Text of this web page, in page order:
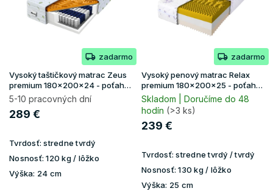
u
k
t
o
zadarmo
Vysoký taštičkový matrac Zeus
premium 180x200x24 - poťah
Aloe Vera
5-10 pracovných dní
289 €
Tvrdosť: stredne tvrdý
Nosnosť: 120 kg / lôžko
Výška: 24 cm
zadarmo
Vysoký penový matrac Relax
premium 180x200x25 - poťah
Lavender
Skladom | Doručíme do 48
hodín (>3 ks)
239 €
Tvrdosť: stredne tvrdý / tvrdý
Nosnosť: 130 kg / lôžko
Výška: 25 cm